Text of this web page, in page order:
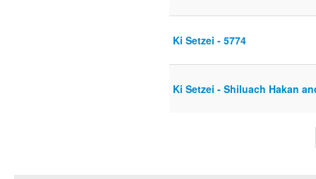
Ki Setzei - 5774
Ki Setzei - Shiluach Hakan